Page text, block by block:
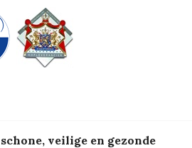
veilige en gezonde